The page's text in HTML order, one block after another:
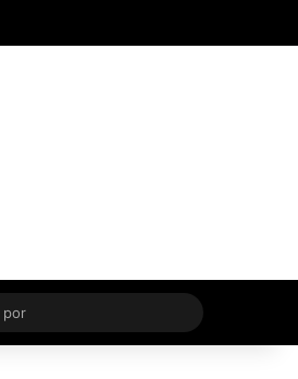
Buscar
por